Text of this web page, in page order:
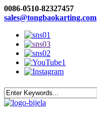
0086-0510-82327457
sales@tongbaokarting.com